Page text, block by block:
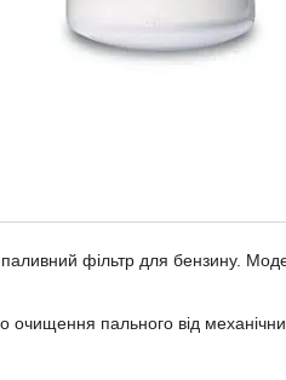
фільтр для бензину.
очищення пального від